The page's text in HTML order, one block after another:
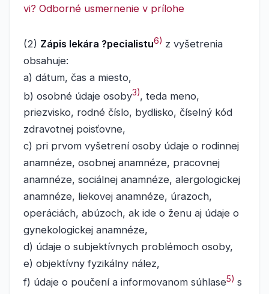
vi? Odborné usmernenie v prílohe
(2) Zápis lekára ?pecialistu6) z vyšetrenia
obsahuje:
a) dátum, čas a miesto,
b) osobné údaje osoby3), teda meno,
priezvisko, rodné číslo, bydlisko, číselný kód
zdravotnej poisťovne,
c) pri prvom vyšetrení osoby údaje o rodinnej
anamnéze, osobnej anamnéze, pracovnej
anamnéze, sociálnej anamnéze, alergologickej
anamnéze, liekovej anamnéze, úrazoch,
operáciách, abúzoch, ak ide o ženu aj údaje o
gynekologickej anamnéze,
d) údaje o subjektívnych problémoch osoby,
e) objektívny fyzikálny nález,
f) údaje o poučení a informovanom súhlase5) s